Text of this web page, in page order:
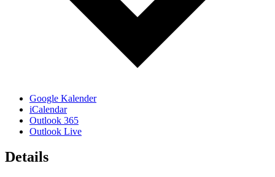
Google Kalender
iCalendar
Outlook 365
Outlook Live
Details